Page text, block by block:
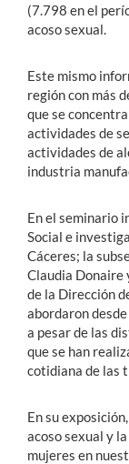
(7.798 en el
acoso sexual.
Este mismo
región con más
que se
actividades de
actividades de
industria
En el seminario
Social e
Cáceres; la
Claudia Donaire
de la Dirección
abordaron
a pesar de las
que se han
cotidiana de las
En su
acoso sexual y
mujeres en